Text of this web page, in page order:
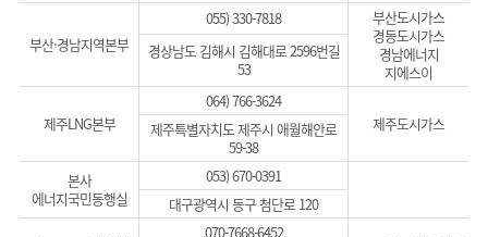
부산·경남지역본부
055) 330-7818
부산도시가스
경동도시가스
경남에너지
지에스이
경상남도 김해시 김해대로 2596번길
53
제주LNG본부
064) 766-3624
제주도시가스
제주특별자치도 제주시 애월해안로
59-38
본사
에너지국민동행실
053) 670-0391
대구광역시 동구 첨단로 120
070-7668-6452